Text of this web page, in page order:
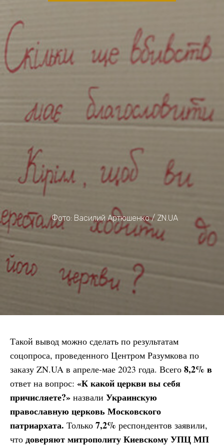
Фото: Василий Артюшенко / ZN.UA
Такой вывод можно сделать по результатам
соцопроса, проведенного Центром Разумкова по
заказу ZN.UA в апреле-мае 2023 года. Всего 8,2% в
ответ на вопрос: «К какой церкви вы себя
причисляете?» назвали Украинскую
православную церковь Московского
патриархата. Только 7,2% респондентов заявили,
что доверяют митрополиту Киевскому УПЦ МП